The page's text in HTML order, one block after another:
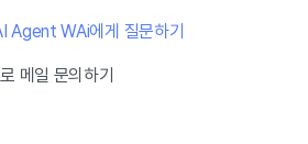
Agent WAi에게 질문하기
메일 문의하기